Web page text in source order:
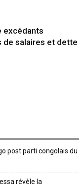
excédants
de salaires et dette
post parti congolais du
révèle la